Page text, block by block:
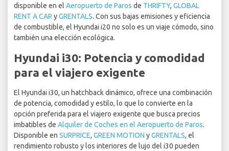
disponible en el Aeropuerto de Paros de THRIFTY, GLOBAL
RENT A CAR yGRENTALS. Con sus bajas emisiones y eficiencia
de combustible, el Hyundai i20 no solo es un viaje cómodo, sino
también una elección ecológica.
Hyundai i30: Potencia y comodidad
para el viajero exigente
El Hyundai i30, un hatchback dinámico, ofrece una combinación
de potencia, comodidad y estilo, lo que lo convierte en la
opción preferida para el viajero exigente que busca precios
imbatibles de Alquiler de Coches en el Aeropuerto de Paros.
Disponible en SURPRICE, GREEN MOTION yGRENTALS, el
rendimiento robusto y los interiores de lujo del i30 pueden